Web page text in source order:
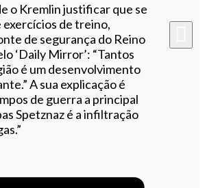
o Kremlin justificar que se
de treino,
de segurança do Reino
‘Daily Mirror’: “Tantos
é um desenvolvimento
A sua explicação é
de guerra a principal
Spetznaz é a infiltração